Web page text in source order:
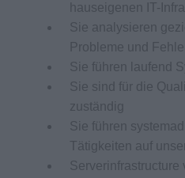
hauseigenen IT-
Sie analysieren
Probleme und
Sie führen laufend
Sie sind für die
zuständig
Sie führen
Tätigkeiten auf
Serverinfrastructure